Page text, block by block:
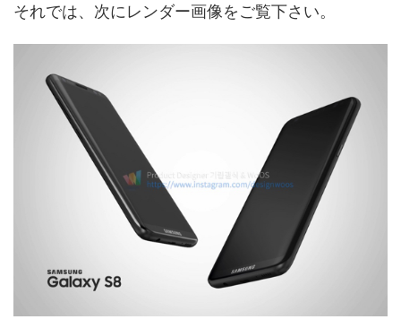
それでは、次にレンダー画像をご覧下さい。